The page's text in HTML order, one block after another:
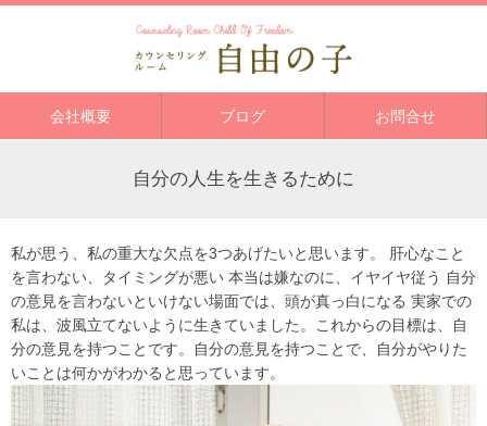
会社概要 ブログ お問合せ
自分の人生を生きるために
私が思う、私の重大な欠点を3つあげたいと思います。 肝心なこと
を言わない、タイミングが悪い 本当は嫌なのに、イヤイヤ従う 自分
の意見を言わないといけない場面では、頭が真っ白になる 実家での
私は、波風立てないように生きていました。これからの目標は、自
分の意見を持つことです。自分の意見を持つことで、自分がやりた
いことは何かがわかると思っています。